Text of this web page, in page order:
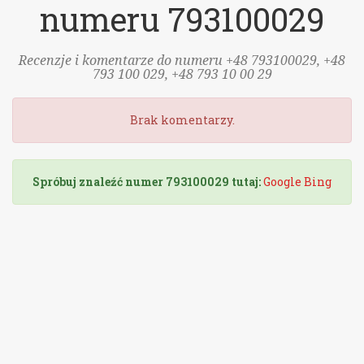
numeru 793100029
Recenzje i komentarze do numeru +48 793100029, +48
793 100 029, +48 793 10 00 29
Brak komentarzy.
Spróbuj znaleźć numer 793100029 tutaj:Google Bing